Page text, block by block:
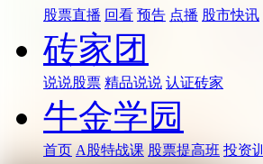
股票直播 回看 预告 点播 股市快讯
砖家团
说说股票 精品说说 认证砖家
牛金学园
首页 A股特战课 股票提高班 投资